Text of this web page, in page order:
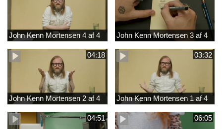
John Kenn Mortensen 4 af 4 John Kenn Mortensen 3 af 4
04:18
John Kenn Mortensen 2 af 4
03:32
John Kenn Mortensen 1 af 4
04:51 06:05